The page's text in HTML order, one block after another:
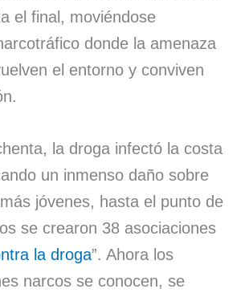
el final, moviéndose
donde la amenaza
el entorno y conviven
la droga infectó la costa
un inmenso daño sobre
jóvenes, hasta el punto de
se crearon 38 asociaciones
la droga”. Ahora los
narcos se conocen, se